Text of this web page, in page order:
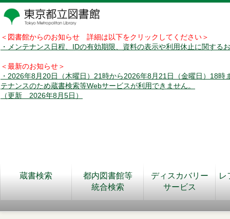
＜図書館からのお知らせ 詳細は以下をクリックしてください＞
・メンテナンス日程、IDの有効期限、資料の表示や利用休止に関する
＜最新のお知らせ＞
・2026年8月20日（木曜日）21時から2026年8月21日（金曜日）18時
テナンスのため蔵書検索等Webサービスが利用できません。
（更新 2026年8月5日）
蔵書検索
都内図書館等
統合検索
ディスカバリー
サービス
レ